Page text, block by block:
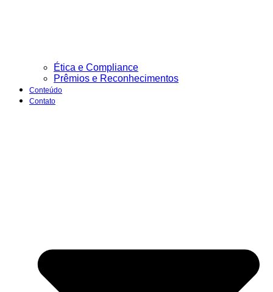
Ética e Compliance
Prêmios e Reconhecimentos
Conteúdo
Contato